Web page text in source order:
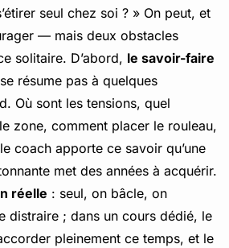
seul chez soi ? » On peut, et
— mais deux obstacles
solitaire. D’abord, le savoir-faire
résume pas à quelques
Où sont les tensions, quel
zone, comment placer le rouleau,
coach apporte ce savoir qu’une
met des années à acquérir.
réelle : seul, on bâcle, on
distraire ; dans un cours dédié, le
pleinement ce temps, et le